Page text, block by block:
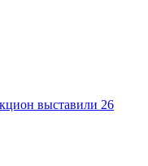
выставили 26